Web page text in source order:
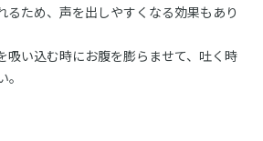
るため、声を出しやすくなる効果もあり
吸い込む時にお腹を膨らませて、吐く時